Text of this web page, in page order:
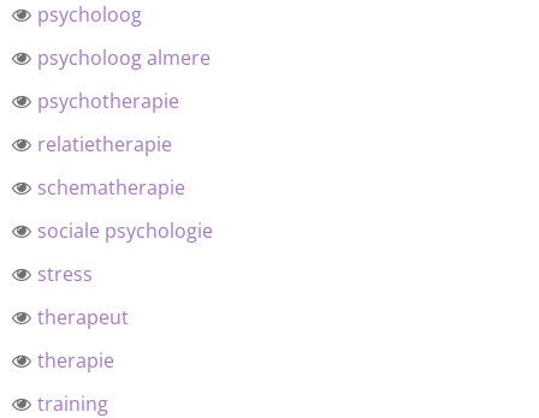
psycholoog
psycholoog almere
psychotherapie
relatietherapie
schematherapie
sociale psychologie
stress
therapeut
therapie
training